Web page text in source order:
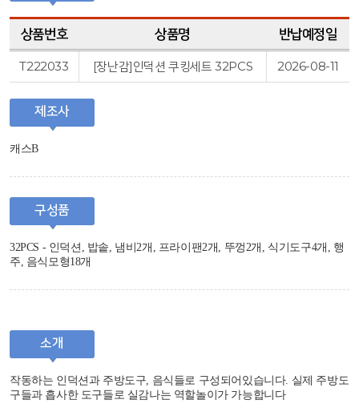
상품번호 상품명 반납예정일
T222033 [장난감]인덕션 쿠킹세트 32PCS 2026-08-11
제조사
캐스B
구성품
32PCS - 인덕션, 밥솥, 냄비2개, 프라이팬2개, 뚜껑2개, 식기도구4개, 행
주, 음식모형18개
소개
작동하는 인덕션과 주방도구, 음식들로 구성되어있습니다. 실제 주방도
구들과 흡사한 도구들로 실감나는 역할놀이가 가능합니다